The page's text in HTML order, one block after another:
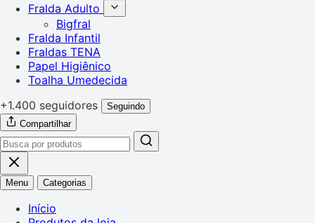
Fralda Adulto
Bigfral
Fralda Infantil
Fraldas TENA
Papel Higiênico
Toalha Umedecida
+1.400 seguidores
Seguindo
Compartilhar
Menu Categorias
Início